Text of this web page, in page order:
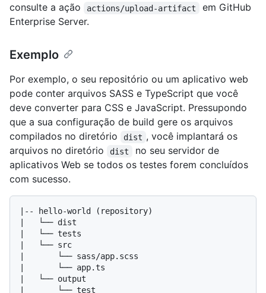
consulte a ação
actions/upload-artifact
em GitHub
Enterprise Server.
Exemplo
Por exemplo, o seu repositório ou um aplicativo web
pode conter arquivos SASS e TypeScript que você
deve converter para CSS e JavaScript. Pressupondo
que a sua configuração de build gere os arquivos
compilados no diretório
dist , você implantará os
arquivos no diretório
dist
no seu servidor de
aplicativos Web se todos os testes forem concluídos
com sucesso.
|-- hello-world (repository)
|   └── dist
|   └── tests
|   └── src
|       └── sass/app.scss
|       └── app.ts
|   └── output
|       └── test